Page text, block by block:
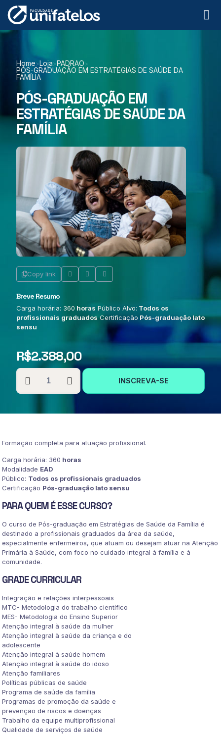
Home>Loja>PADRAO>
PÓS-GRADUAÇÃO EM ESTRATÉGIAS DE SAÚDE DA
FAMÍLIA
PÓS-GRADUAÇÃO EM
ESTRATÉGIAS DE SAÚDE DA
FAMÍLIA
Copy link
Breve Resumo
Carga horária: 360 horas Público Alvo: Todos os
profissionais graduadosCertificação Pós-graduação lato
sensu
R$2.388,00
PÓS-
GRADUAÇÃO
EM
quantidade
INSCREVA-SE
Formação completa para atuação profissional.
Carga horária: 360 horas
Modalidade EAD
Público: Todos os profissionais graduados
Certificação Pós-graduação lato sensu
PARA QUEM É ESSE CURSO?
O curso de Pós-graduação em Estratégias de Saúde da Família é
destinado a profissionais graduados da área da saúde,
especialmente enfermeiros, que atuam ou desejam atuar na Atenção
Primária à Saúde, com foco no cuidado integral à família e à
comunidade.
GRADE CURRICULAR
Integração e relações interpessoais
MTC- Metodologia do trabalho científico
MES- Metodologia do Ensino Superior
Atenção integral à saúde da mulher
Atenção integral à saúde da criança e do
adolescente
Atenção integral à saúde homem
Atenção integral à saúde do idoso
Atenção familiares
Políticas públicas de saúde
Programa de saúde da família
Programas de promoção da saúde e
prevenção de riscos e doenças
Trabalho da equipe multiprofissional
Qualidade de serviços de saúde